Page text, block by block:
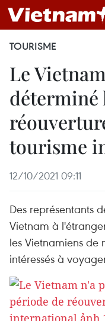
TOURISME
Le
déterminé
tourisme
12/10/2021 09:11
Des représentants
Vietnam à
les Vietnamiens de
intéressés à